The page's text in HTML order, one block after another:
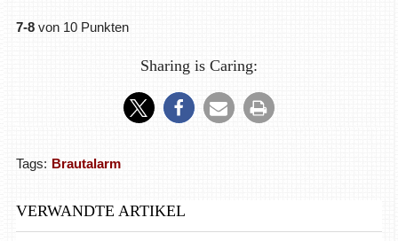
7-8von 10 Punkten
Sharing is Caring:
Tags: Brautalarm
VERWANDTE ARTIKEL